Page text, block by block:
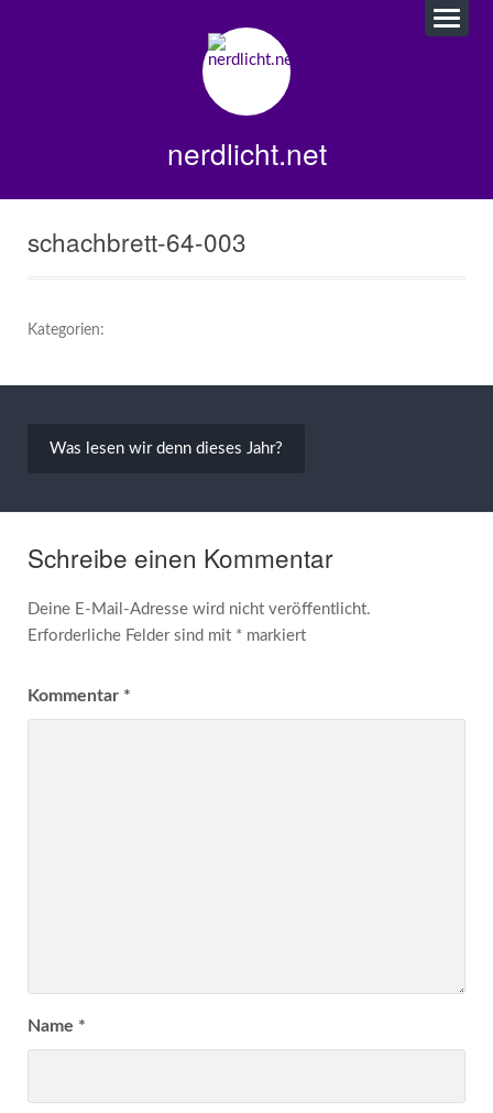
nerdlicht.net
schachbrett-64-003
Kategorien:
Was lesen wir denn dieses Jahr?
Schreibe einen Kommentar
Deine E-Mail-Adresse wird nicht veröffentlicht.
Erforderliche Felder sind mit *markiert
Kommentar *
Name *